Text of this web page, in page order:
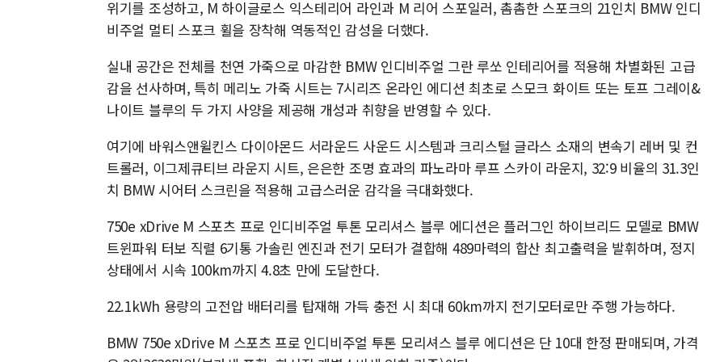
위기를 조성하고, M 하이글로스 익스테리어 라인과 M 리어 스포일러, 촘촘한 스포크의 21인치 BMW 인디
비주얼 멀티 스포크 휠을 장착해 역동적인 감성을 더했다.
실내 공간은 전체를 천연 가죽으로 마감한 BMW 인디비주얼 그란 루쏘 인테리어를 적용해 차별화된 고급
감을 선사하며, 특히 메리노 가죽 시트는 7시리즈 온라인 에디션 최초로 스모크 화이트 또는 토프 그레이&
나이트 블루의 두 가지 사양을 제공해 개성과 취향을 반영할 수 있다.
여기에 바워스앤윌킨스 다이아몬드 서라운드 사운드 시스템과 크리스털 글라스 소재의 변속기 레버 및 컨
트롤러, 이그제큐티브 라운지 시트, 은은한 조명 효과의 파노라마 루프 스카이 라운지, 32:9 비율의 31.3인
치 BMW 시어터 스크린을 적용해 고급스러운 감각을 극대화했다.
750e xDrive M 스포츠 프로 인디비주얼 투톤 모리셔스 블루 에디션은 플러그인 하이브리드 모델로 BMW
트윈파워 터보 직렬 6기통 가솔린 엔진과 전기 모터가 결합해 489마력의 합산 최고출력을 발휘하며, 정지
상태에서 시속 100km까지 4.8초 만에 도달한다.
22.1kWh 용량의 고전압 배터리를 탑재해 가득 충전 시 최대 60km까지 전기모터로만 주행 가능하다.
BMW 750e xDrive M 스포츠 프로 인디비주얼 투톤 모리셔스 블루 에디션은 단 10대 한정 판매되며, 가격